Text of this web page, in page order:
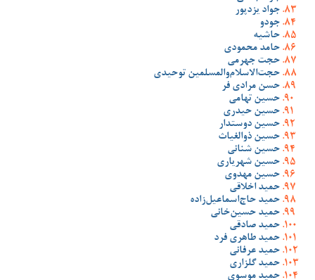
جواد یزدپور
جودو
حاشیه
حامد محمودی
حجت جهرمی
حجت‌الاسلام‌والمسلمین توحیدی
حسن مرادی فر
حسین تهامی
حسین حیدری
حسین دوستدار
حسین ذوالغیاث
حسین شنانی
حسین شهریاری
حسین مهدوی
حمید اخلاقی
حمید حاج‌اسماعیل‌زاده
حمید حسین‌خانی
حمید صادقی
حمید طاهری فرد
حمید عرفانی
حمید گلزاری
حمید موسوی